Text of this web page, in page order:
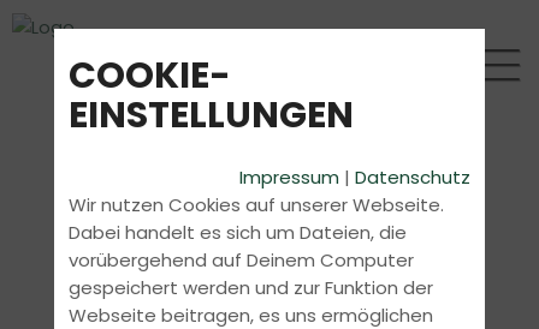
COOKIE-
EINSTELLUNGEN
Impressum |Datenschutz
Wir nutzen Cookies auf unserer Webseite.
Dabei handelt es sich um Dateien, die
vorübergehend auf Deinem Computer
gespeichert werden und zur Funktion der
Webseite beitragen, es uns ermöglichen